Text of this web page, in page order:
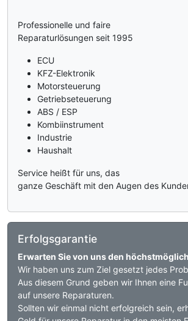
Professionelle und faire
Reparaturlösungen seit 1995
ECU
KFZ-Elektronik
Motorsteuerung
Getriebseteuerung
ABS / ESP
Kombiinstrument
Industrie
Haushalt
Service heißt für uns, das
ganze Geschäft mit den Augen des
Erfolgsgarantie
Erwarten Sie von uns den
Wir haben uns zum Ziel gesetzt jedes
Aus diesem Grund geben wir Ihnen eine
auf unsere Reparaturen.
Sollten wir einmal nicht erfolgreich sein,